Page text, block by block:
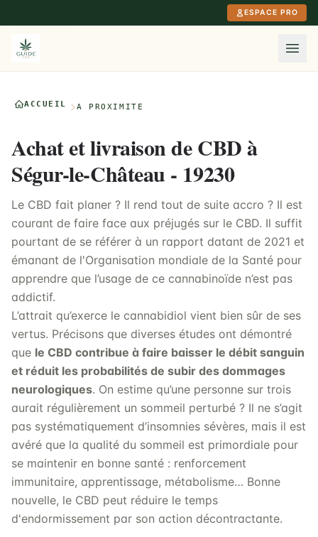
ESPACE PRO
ACCUEIL À PROXIMITÉ
Achat et livraison de CBD à
Ségur-le-Château - 19230
Le CBD fait planer ? Il rend tout de suite accro ? Il est
courant de faire face aux préjugés sur le CBD. Il suffit
pourtant de se référer à un rapport datant de 2021 et
émanant de l'Organisation mondiale de la Santé pour
apprendre que l’usage de ce cannabinoïde n’est pas
addictif.
L’attrait qu’exerce le cannabidiol vient bien sûr de ses
vertus. Précisons que diverses études ont démontré
que le CBD contribue à faire baisser le débit sanguin
et réduit les probabilités de subir des dommages
neurologiques. On estime qu’une personne sur trois
aurait régulièrement un sommeil perturbé ? Il ne s’agit
pas systématiquement d’insomnies sévères, mais il est
avéré que la qualité du sommeil est primordiale pour
se maintenir en bonne santé : renforcement
immunitaire, apprentissage, métabolisme… Bonne
nouvelle, le CBD peut réduire le temps
d'endormissement par son action décontractante.